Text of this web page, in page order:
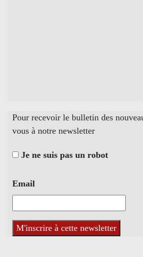
Pour recevoir le bulletin des
vous à notre newsletter
Je ne suis pas un robot
Email